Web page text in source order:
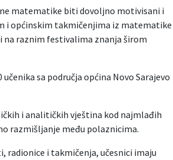
matematike biti dovoljno motivisani i
i općinskim takmičenjima iz matematike
na raznim festivalima znanja širom
sa područja općina Novo Sarajevo
i analitičkih vještina kod najmlađih
razmišljanje među polaznicima.
i takmičenja, učesnici imaju